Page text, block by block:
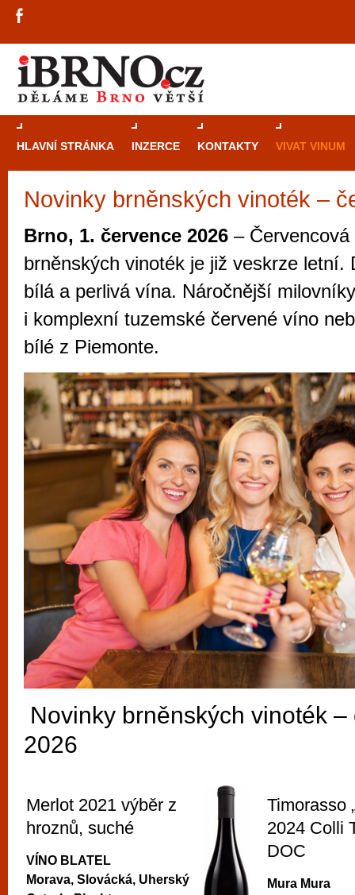
HLAVNÍ STRÁNKA INZERCE KONTAKTY VIVAT VINUM
Novinky brněnských vinoték –
Brno, 1. července 2026 –
brněnských vinoték je již veskrze letní.
bílá a perlivá vína. Náročnější
i komplexní tuzemské červené víno
bílé z Piemonte.
Novinky brněnských vinoték –
2026
Merlot 2021 výběr z
hroznů, suché
VÍNO BLATEL
Morava, Slovácká, Uherský
Timorasso
2024 Colli
DOC
Mura Mura
Průvodce
Brně: Od
automaty
Brno je
zajímavé
restaurace,
Mimo jiné je ale také místem, kde si
vyzkoušet různé kasinové hry. V
metropoli naleznete širokou nabídku her
po moderní automaty jak pro pravidelné
příležitostné hráče. V...